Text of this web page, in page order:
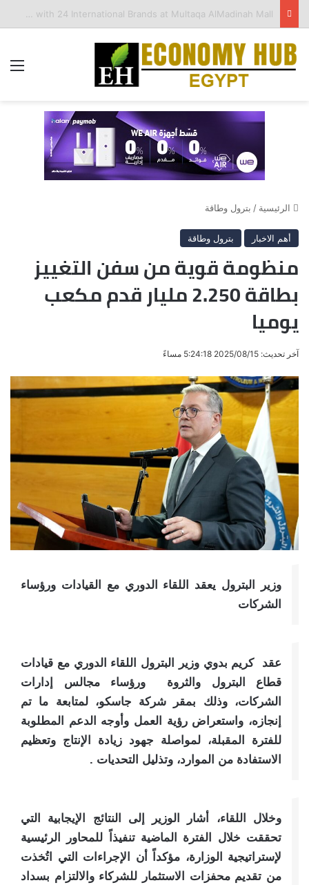
الرئيسية / بترول وطاقة
أهم الاخبار بترول وطاقة
منظومة قوية من سفن التغييز
بطاقة 2.250 مليار قدم مكعب
يوميا
آخر تحديث: 2025/08/15 5:24:18 مساءً
وزير البترول يعقد اللقاء الدوري مع القيادات ورؤساء
الشركات
عقد كريم بدوي وزير البترول اللقاء الدوري مع قيادات
قطاع البترول والثروة ورؤساء مجالس إدارات
الشركات، وذلك بمقر شركة جاسكو، لمتابعة ما تم
إنجازه، واستعراض رؤية العمل وأوجه الدعم المطلوبة
للفترة المقبلة، لمواصلة جهود زيادة الإنتاج وتعظيم
الاستفادة من الموارد، وتذليل التحديات .
وخلال اللقاء، أشار الوزير إلى النتائج الإيجابية التي
تحققت خلال الفترة الماضية تنفيذاً للمحاور الرئيسية
لإستراتيجية الوزارة، مؤكداً أن الإجراءات التي اتُخذت
من تقديم محفزات الاستثمار للشركاء والالتزام بسداد